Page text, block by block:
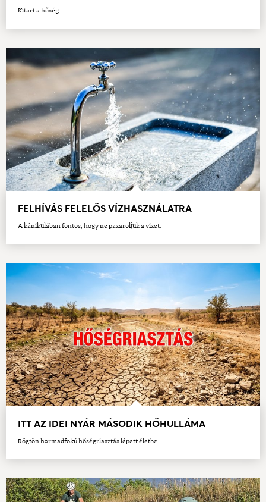
Kitart a hőség.
FELHÍVÁS FELELŐS VÍZHASZNÁLATRA
A kánikulában fontos, hogy ne pazaroljuk a vizet.
ITT AZ IDEI NYÁR MÁSODIK HŐHULLÁMA
Rögtön harmadfokú hőségriasztás lépett életbe.